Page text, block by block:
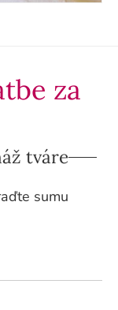
za
tváre
sumu